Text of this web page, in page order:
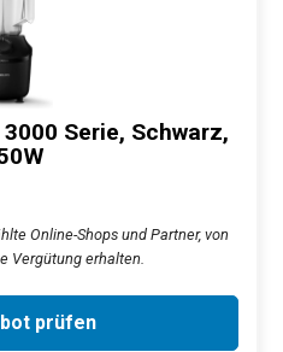
Serie, Schwarz,
Online-Shops und Partner, von
Vergütung erhalten.
prüfen